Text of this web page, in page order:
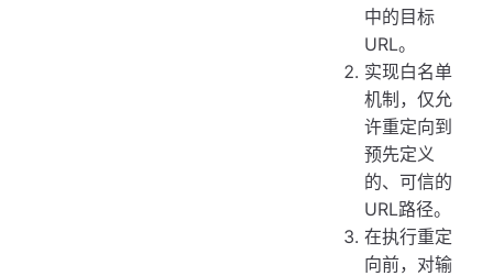
中的目标
URL。
实现白名单
机制，仅允
许重定向到
预先定义
的、可信的
URL路径。
在执行重定
向前，对输